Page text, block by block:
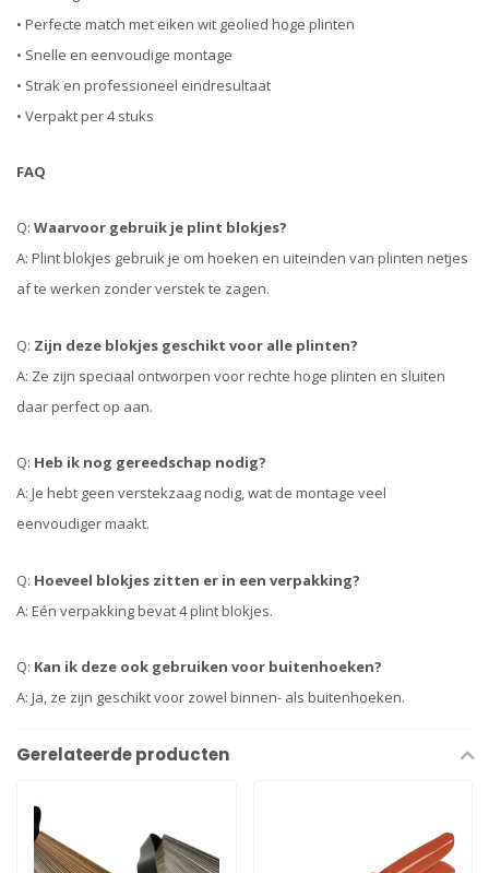
• Perfecte match met eiken wit geolied hoge plinten
• Snelle en eenvoudige montage
• Strak en professioneel eindresultaat
• Verpakt per 4 stuks
FAQ
Q: Waarvoor gebruik je plint blokjes?
A: Plint blokjes gebruik je om hoeken en uiteinden van plinten netjes
af te werken zonder verstek te zagen.
Q: Zijn deze blokjes geschikt voor alle plinten?
A: Ze zijn speciaal ontworpen voor rechte hoge plinten en sluiten
daar perfect op aan.
Q: Heb ik nog gereedschap nodig?
A: Je hebt geen verstekzaag nodig, wat de montage veel
eenvoudiger maakt.
Q: Hoeveel blokjes zitten er in een verpakking?
A: Eén verpakking bevat 4 plint blokjes.
Q: Kan ik deze ook gebruiken voor buitenhoeken?
A: Ja, ze zijn geschikt voor zowel binnen- als buitenhoeken.
Gerelateerde producten